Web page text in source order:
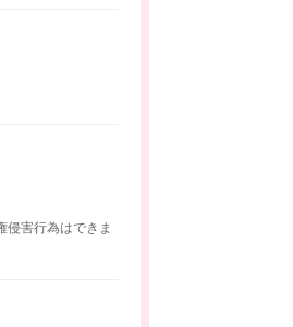
侵害行為はできま